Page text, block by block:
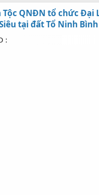
QNĐN tổ chức Đại
tại đất Tổ Ninh Bình
: